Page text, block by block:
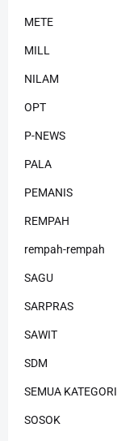
METE
MILL
NILAM
OPT
P-NEWS
PALA
PEMANIS
REMPAH
rempah-rempah
SAGU
SARPRAS
SAWIT
SDM
SEMUA KATEGORI
SOSOK